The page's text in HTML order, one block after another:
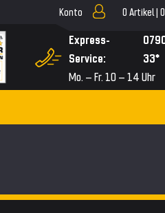
Konto 0 Artikel |
Express-
Service:
33*
Mo. – Fr. 10 – 14 Uhr